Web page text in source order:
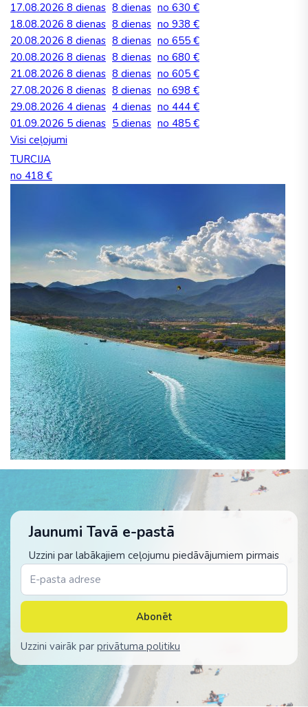
17.08.2026 8 dienas 8 dienas no 630 €
18.08.2026 8 dienas 8 dienas no 938 €
20.08.2026 8 dienas 8 dienas no 655 €
20.08.2026 8 dienas 8 dienas no 680 €
21.08.2026 8 dienas 8 dienas no 605 €
27.08.2026 8 dienas 8 dienas no 698 €
29.08.2026 4 dienas 4 dienas no 444 €
01.09.2026 5 dienas 5 dienas no 485 €
Visi ceļojumi
TURCIJA
no 418 €
Jaunumi Tavā e-pastā
Uzzini par labākajiem ceļojumu piedāvājumiem pirmais
Abonēt
Uzzini vairāk par privātuma politiku